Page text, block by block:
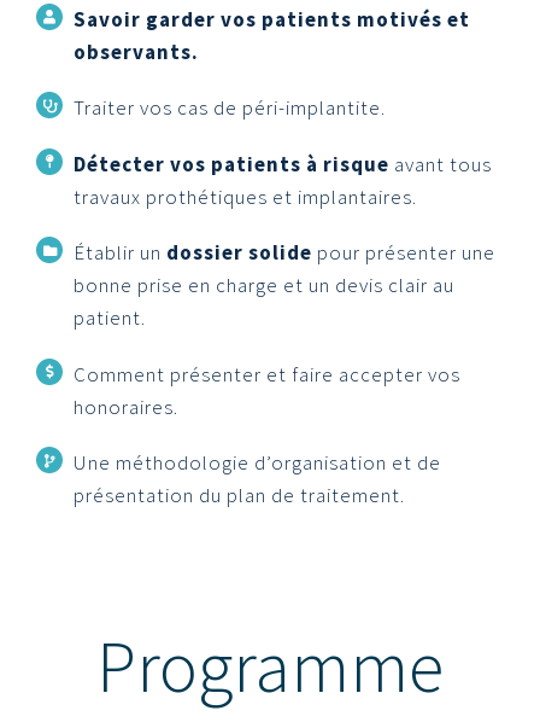
Savoir garder vos patients motivés et
observants.
Traiter vos cas de péri-implantite.
Détecter vos patients à risque avant tous
travaux prothétiques et implantaires.
Établir un dossier solide pour présenter une
bonne prise en charge et un devis clair au
patient.
Comment présenter et faire accepter vos
honoraires.
Une méthodologie d’organisation et de
présentation du plan de traitement.
Programme